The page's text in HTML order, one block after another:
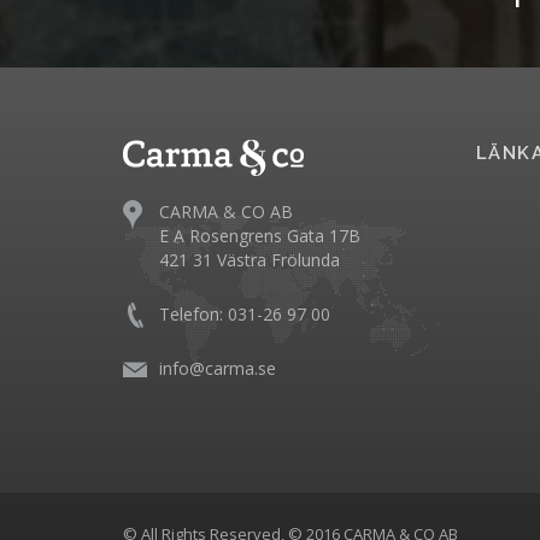
CARMA & CO AB
E A Rosengrens Gata 17B
421 31 Västra Frölunda
Telefon: 031-26 97 00
info@carma.se
© All Rights Reserved, © 2016 CARMA & CO AB